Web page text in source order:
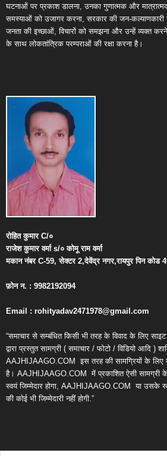
घटनाओं पर प्रकाश डालना, उनका गुणात्मक और
समस्याओं को उजागर करना, सरकार की जन-कल्याणकारी
जनता की इच्छाओं, विचारों को समझना और उन्हें व्यक्त
के साथ लोकतांत्रिक परम्पराओं की रक्षा करना है।
रोहित कुमारC/०
राजेश कुमार वर्माs/० कोमू राम वर्मा
मकान नंबरC-59,सेक्टर2,देवेंद्र नगर,रायपुर पिन कोड
फ़ोन न. : 9982192094
Email : rohityadav2471978@gmail.com
“समाचार से सम्बंधित किसी भी तरह के विवाद के लिए
द्वारा प्रस्तुत सामग्री ( समाचार / फोटो / विडियो आदि )
AAJHIJAAGO.COM इस तरह की सामग्रियों के लिए
है। AAJHIJAAGO.COM में प्रकाशित ऐसी सामग्री
स्वयं जिम्मेदार होगा, AAJHIJAAGO.COM या उसके
की कोई भी जिम्मेदारी नहीं होगी.”